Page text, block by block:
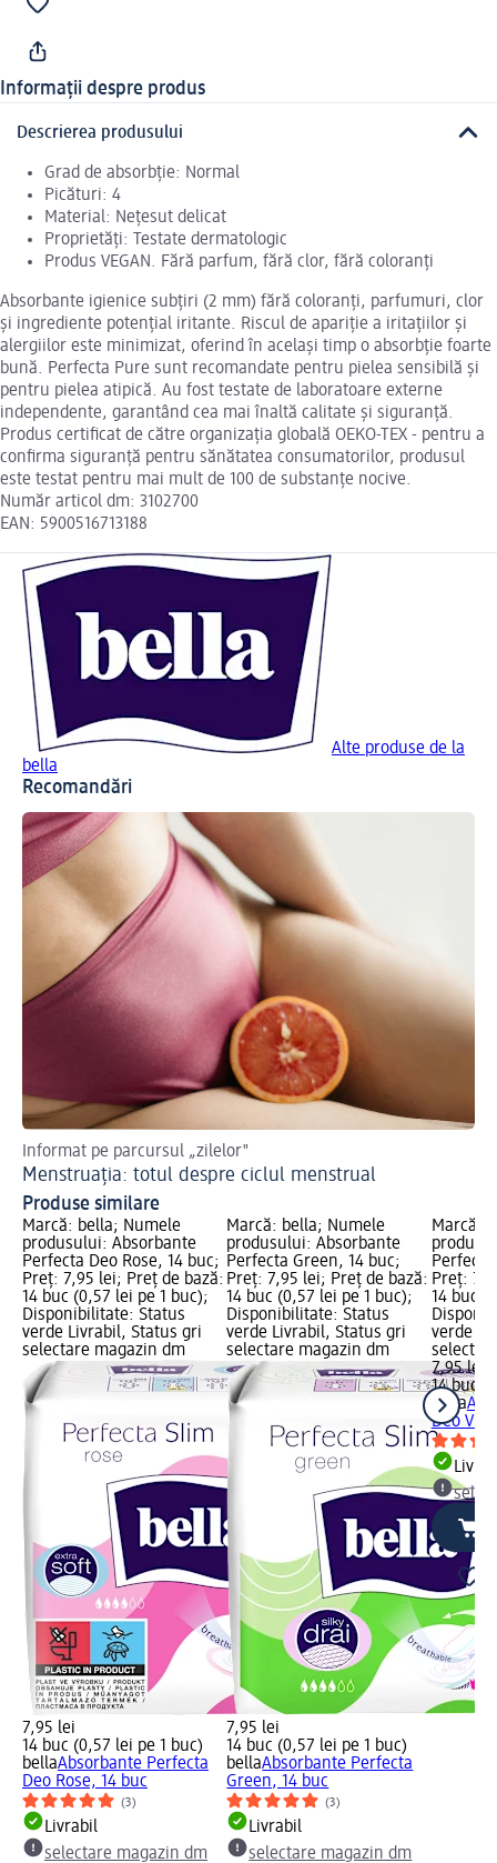
Informații despre produs
Descrierea produsului
Grad de absorbție: Normal
Picături: 4
Material: Nețesut delicat
Proprietăți: Testate dermatologic
Produs VEGAN. Fără parfum, fără clor, fără coloranți
Absorbante igienice subțiri (2 mm) fără coloranți, parfumuri, clor
și ingrediente potențial iritante. Riscul de apariție a iritațiilor și
alergiilor este minimizat, oferind în același timp o absorbție foarte
bună. Perfecta Pure sunt recomandate pentru pielea sensibilă și
pentru pielea atipică. Au fost testate de laboratoare externe
independente, garantând cea mai înaltă calitate și siguranță.
Produs certificat de către organizația globală OEKO-TEX - pentru a
confirma siguranță pentru sănătatea consumatorilor, produsul
este testat pentru mai mult de 100 de substanțe nocive.
Număr articol dm: 3102700
EAN: 5900516713188
Alte produse de la
bella
Recomandări
Informat pe parcursul „zilelor"
Menstruația: totul despre ciclul menstrual
Produse similare
Marcă: bella; Numele
produsului: Absorbante
Perfecta Deo Rose, 14 buc;
Preț: 7,95 lei; Preț de bază:
14 buc (0,57 lei pe 1 buc);
Disponibilitate: Status
verde Livrabil, Status gri
selectare magazin dm
7,95 lei
14 buc (0,57 lei pe 1 buc)
bellaAbsorbante Perfecta
Deo Rose, 14 buc
(3)
Livrabil
selectare magazin dm
Marcă: bella; Numele
produsului: Absorbante
Perfecta Green, 14 buc;
Preț: 7,95 lei; Preț de bază:
14 buc (0,57 lei pe 1 buc);
Disponibilitate: Status
verde Livrabil, Status gri
selectare magazin dm
7,95 lei
14 buc (0,57 lei pe 1 buc)
bellaAbsorbante Perfecta
Green, 14 buc
(3)
Livrabil
selectare magazin dm
Marcă:
Perfecta
Preț:
14 buc
verde
7,95 lei
14 buc
bella
Deo